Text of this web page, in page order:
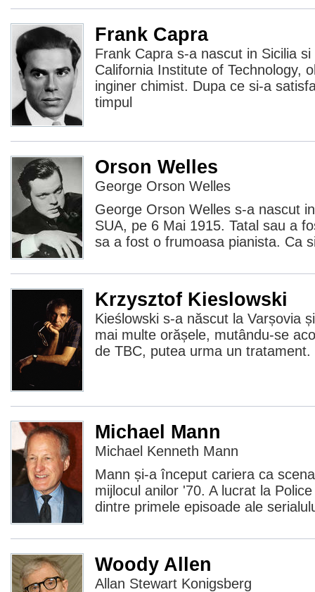
Frank Capra
Frank Capra s-a nascut in Sicilia
California Institute of Technology,
inginer chimist. Dupa ce si-a
timpul
Orson Welles
George Orson Welles
George Orson Welles s-a nascut
SUA, pe 6 Mai 1915. Tatal sau a
sa a fost o frumoasa pianista. Ca
Krzysztof Kieslowski
Kieślowski s-a născut la Varșovia
mai multe orășele, mutându-se
de TBC, putea urma un
Michael Mann
Michael Kenneth Mann
Mann și-a început cariera ca
mijlocul anilor '70. A lucrat la
dintre primele episoade ale
Woody Allen
Allan Stewart Konigsberg